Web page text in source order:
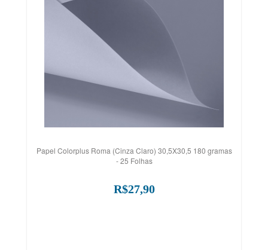
Papel Colorplus Roma (Cinza Claro) 30,5X30,5 180 gramas
- 25 Folhas
R$27,90